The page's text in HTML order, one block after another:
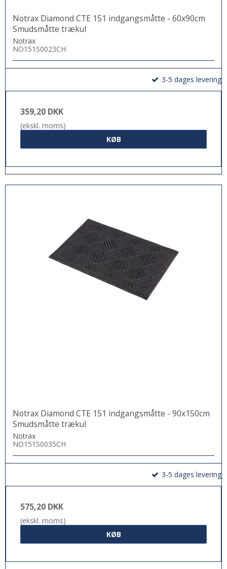
Notrax Diamond CTE 151 indgangsmåtte - 60x90cm
Smudsmåtte trækul
Notrax
NO151S0023CH
3-5 dages levering
359,20 DKK
(ekskl. moms)
KØB
Notrax Diamond CTE 151 indgangsmåtte - 90x150cm
Smudsmåtte trækul
Notrax
NO151S0035CH
3-5 dages levering
575,20 DKK
(ekskl. moms)
KØB